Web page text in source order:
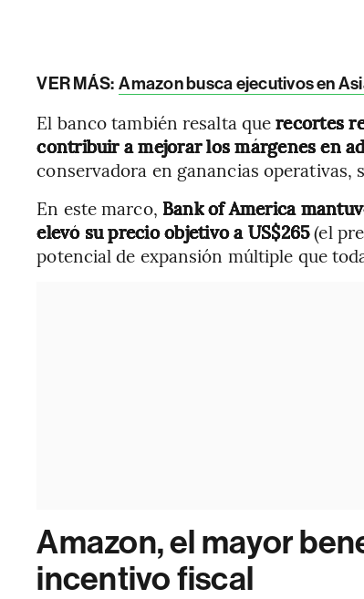
VER MÁS: Amazon busca ejecutivos en
El banco también resalta querecortes
contribuir a mejorar los márgenes en
conservadora en ganancias
En este marco, Bank of America
elevó su precio objetivo a US$265(el
potencial de expansión múltiple que
Amazon, el mayor
incentivo fiscal